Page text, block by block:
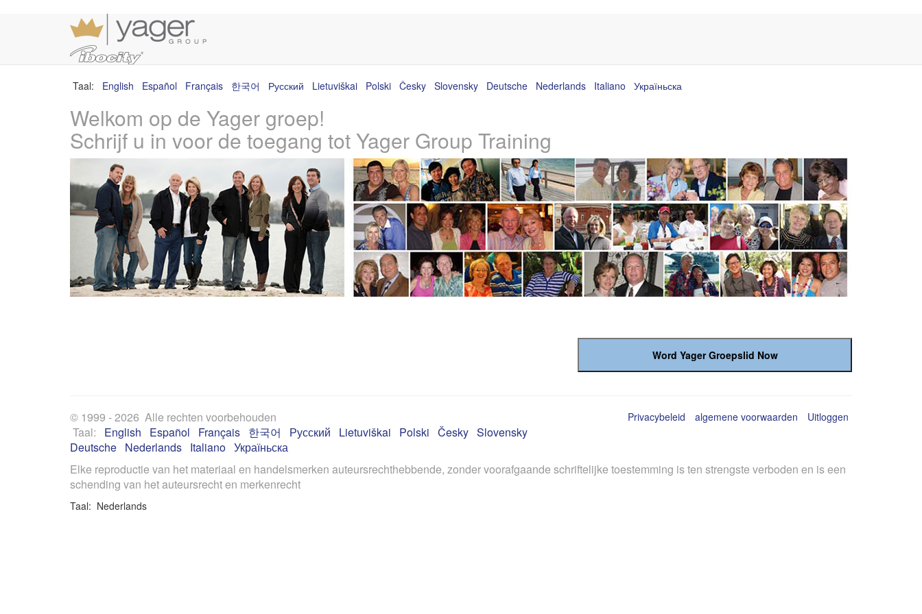
Taal: English Español Français 한국어 Русский Lietuviškai Polski Česky Slovensky Deutsche Nederlands Italiano Україньска
Welkom op de Yager groep!
Schrijf u in voor de toegang tot Yager Group Training
© 1999 - 2026 Alle rechten voorbehouden
Taal: English Español Français 한국어 Русский Lietuviškai Polski Česky Slovensky
Deutsche Nederlands Italiano Україньска
Privacybeleid algemene voorwaarden Uitloggen
Elke reproductie van het materiaal en handelsmerken auteursrechthebbende, zonder voorafgaande schriftelijke toestemming is ten strengste verboden en is een
schending van het auteursrecht en merkenrecht
Taal: Nederlands